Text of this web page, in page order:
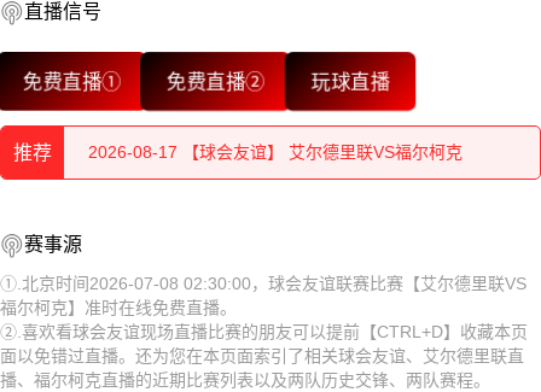
直播信号
免费直播① 免费直播② 玩球直播
推荐
2026-08-17 【球会友谊】 艾尔德里联VS福尔柯克
2026-08-17 【球会友谊】 艾尔德里联VS福尔柯克
2026-08-17 【球会友谊】 艾尔德里联VS福尔柯克
2026-08-17 【球会友谊】 艾尔德里联VS福尔柯克
2026-08-17 【球会友谊】 艾尔德里联VS福尔柯克
2026-08-17 【球会友谊】 艾尔德里联VS福尔柯克
2026-08-17 【球会友谊】 艾尔德里联VS福尔柯克
赛事源
①.北京时间2026-07-08 02:30:00，球会友谊联赛比赛【艾尔德里联VS
福尔柯克】准时在线免费直播。
②.喜欢看球会友谊现场直播比赛的朋友可以提前【CTRL+D】收藏本页
面以免错过直播。还为您在本页面索引了相关球会友谊、艾尔德里联直
播、福尔柯克直播的近期比赛列表以及两队历史交锋、两队赛程。